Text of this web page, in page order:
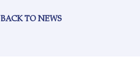
BACK TO NEWS